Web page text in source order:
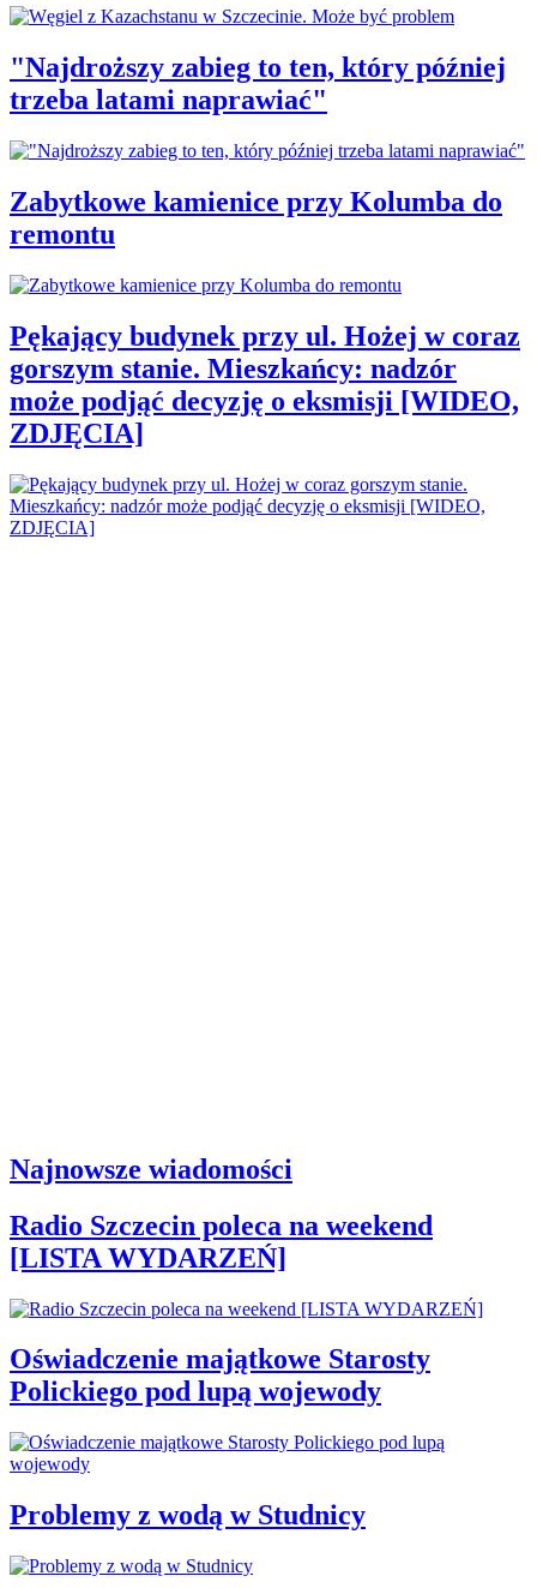
"Najdroższy zabieg to ten, który później
trzeba latami naprawiać"
Zabytkowe kamienice przy Kolumba do
remontu
Pękający budynek przy ul. Hożej w coraz
gorszym stanie. Mieszkańcy: nadzór
może podjąć decyzję o eksmisji [WIDEO,
ZDJĘCIA]
Najnowsze wiadomości
Radio Szczecin poleca na weekend
[LISTA WYDARZEŃ]
Oświadczenie majątkowe Starosty
Polickiego pod lupą wojewody
Problemy z wodą w Studnicy